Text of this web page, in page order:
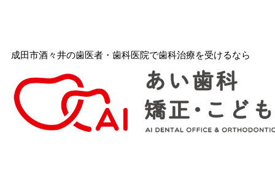
成田市酒々井の歯医者・歯科医院で歯科治療を受けるなら